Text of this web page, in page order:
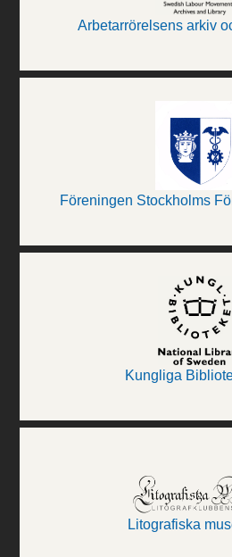
Arbetarrörelsens arkiv
Föreningen Stockholms
Kungliga
Litografiska